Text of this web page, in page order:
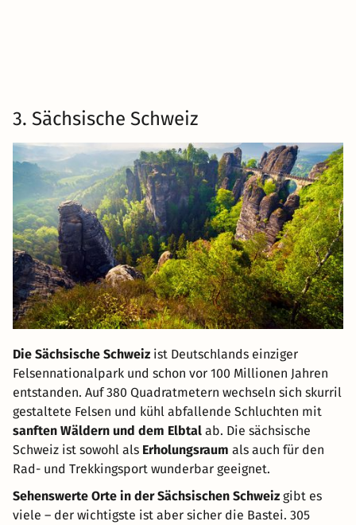
3. Sächsische Schweiz
Die Sächsische Schweiz ist Deutschlands einziger
Felsennationalpark und schon vor 100 Millionen Jahren
entstanden. Auf 380 Quadratmetern wechseln sich skurril
gestaltete Felsen und kühl abfallende Schluchten mit
sanften Wäldern und dem Elbtal ab. Die sächsische
Schweiz ist sowohl als Erholungsraum als auch für den
Rad- und Trekkingsport wunderbar geeignet.
Sehenswerte Orte in der Sächsischen Schweiz gibt es
viele – der wichtigste ist aber sicher die Bastei. 305